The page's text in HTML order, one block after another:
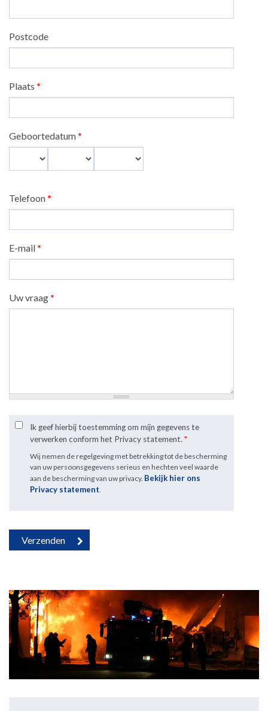
Postcode
Plaats *
Geboortedatum *
Telefoon *
E-mail *
Uw vraag *
Ik geef hierbij toestemming om mijn gegevens te
verwerken conform het Privacy statement. *
Wij nemen de regelgeving met betrekking tot de bescherming
van uw persoonsgegevens serieus en hechten veel waarde
aan de bescherming van uw privacy. Bekijk hier ons
Privacy statement